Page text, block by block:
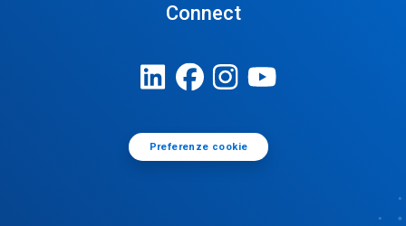
Connect
Preferenze cookie